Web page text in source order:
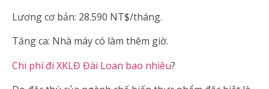
Lương cơ bản: 28.590 NT$/tháng.
Tăng ca: Nhà máy có làm thêm giờ.
Chi phí đi XKLĐ Đài Loan bao nhiêu?